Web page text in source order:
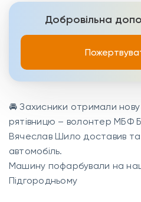
Добровільна
🚘 Захисники отримали
рятівницю – волонтер МБФ
Вячеслав Шило доставив та
автомобіль.
Машину пофарбували на
Підгородньому